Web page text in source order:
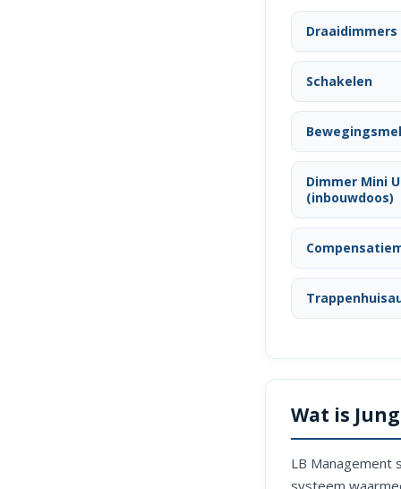
Draaidimmers
Schakelen
Dimmer Mini
(inbouwdoos)
Wat is
LB Management
systeem